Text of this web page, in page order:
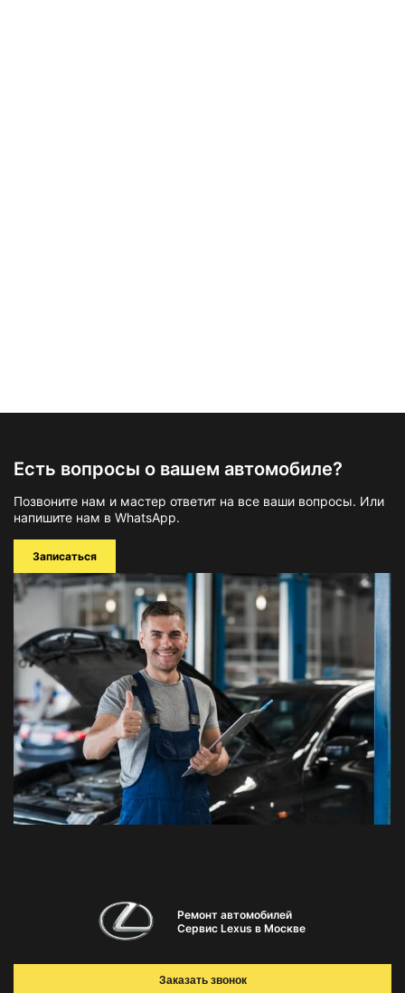
Есть вопросы о вашем автомобиле?
Позвоните нам и мастер ответит на все ваши вопросы. Или
напишите нам в WhatsApp.
Записаться
Ремонт автомобилей
Сервис Lexus в Москве
Заказать звонок